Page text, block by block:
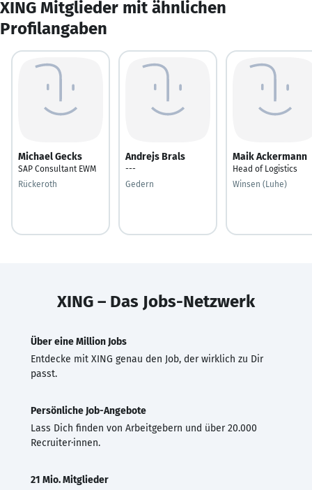
XING Mitglieder mit ähnlichen
Profilangaben
Michael Gecks
SAP Consultant EWM
Rückeroth
Andrejs Brals
---
Gedern
Maik Ackermann
Head of Logistics
Winsen (Luhe)
XING – Das Jobs-Netzwerk
Über eine Million Jobs
Entdecke mit XING genau den Job, der wirklich zu Dir
passt.
Persönliche Job-Angebote
Lass Dich finden von Arbeitgebern und über 20.000
Recruiter·innen.
21 Mio. Mitglieder